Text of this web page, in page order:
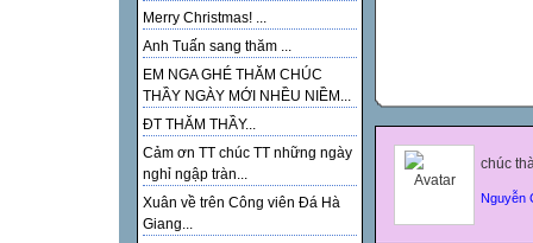
Merry Christmas! ...
Anh Tuấn sang thăm ...
EM NGA GHÉ THĂM CHÚC
THẦY NGÀY MỚI NHỀU NIỀM...
ĐT THĂM THẦY...
Cảm ơn TT chúc TT những ngày
nghỉ ngập tràn...
Xuân về trên Công viên Đá Hà
Giang...
chúc
Nguyễn